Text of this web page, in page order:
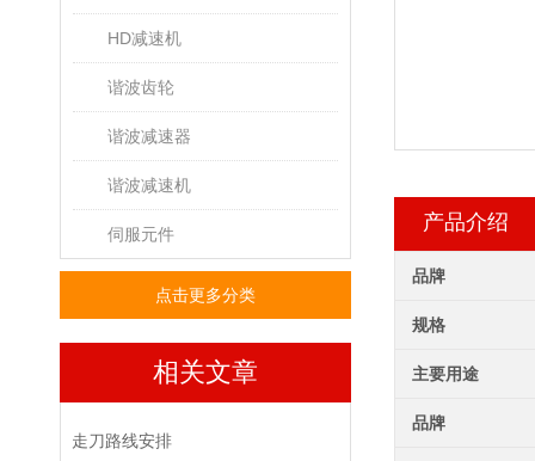
HD减速机
谐波齿轮
谐波减速器
谐波减速机
伺服元件
点击更多分类
相关文章
走刀路线安排
产品介绍
品牌
规格
主要用途
品牌